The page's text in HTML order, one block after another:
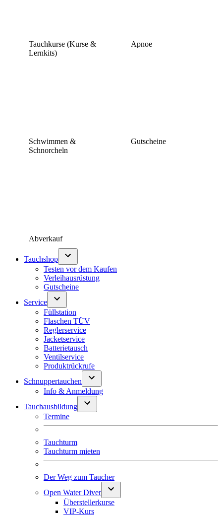
Tauchkurse (Kurse &
Lernkits)
Apnoe
Schwimmen &
Schnorcheln
Gutscheine
Abverkauf
Tauchshop
Testen vor dem Kaufen
Verleihausrüstung
Gutscheine
Service
Füllstation
Flaschen TÜV
Reglerservice
Jacketservice
Batterietausch
Ventilservice
Produktrückrufe
Schnuppertauchen
Info & Anmeldung
Tauchausbildung
Termine
Tauchturm
Tauchturm mieten
Der Weg zum Taucher
Open Water Diver
Überstellerkurse
VIP-Kurs